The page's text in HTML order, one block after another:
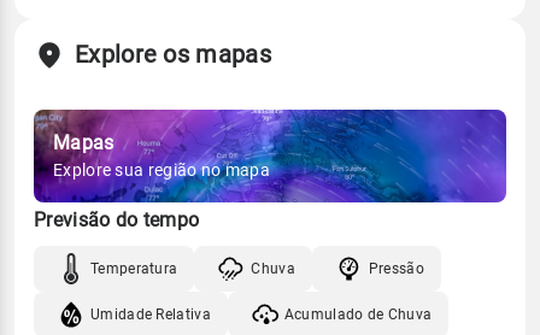
Explore os mapas
Mapas
Explore sua região no mapa
Previsão do tempo
Temperatura Chuva Pressão
Umidade Relativa Acumulado de Chuva